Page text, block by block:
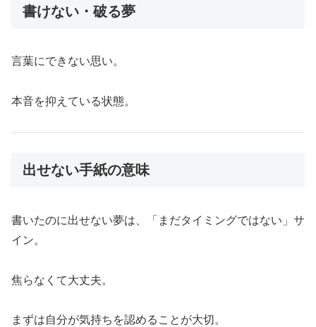
書けない・破る夢
言葉にできない思い。
本音を抑えている状態。
出せない手紙の意味
書いたのに出せない夢は、「まだタイミングではない」サ
イン。
焦らなくて大丈夫。
まずは自分が気持ちを認めることが大切。